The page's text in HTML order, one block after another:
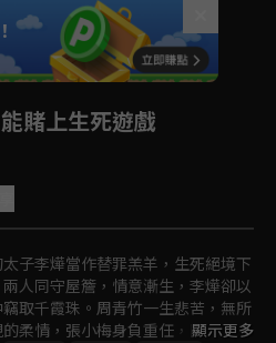
賭上生死遊戲
子李燁當作替罪羔羊，生死絕境下
人同守屋簷，情意漸生，李燁卻以
取千霞珠。周青竹一生悲苦，無所
柔情，張小梅身負重任，隱忍克
顯示更多